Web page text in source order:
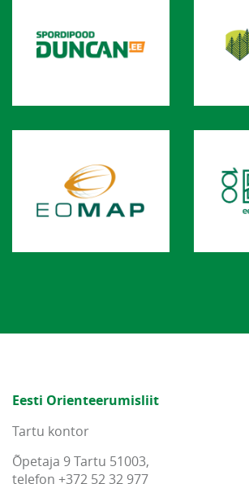
Eesti Orienteerumisliit
Tartu kontor
Õpetaja 9 Tartu 51003,
telefon +372 52 32 977